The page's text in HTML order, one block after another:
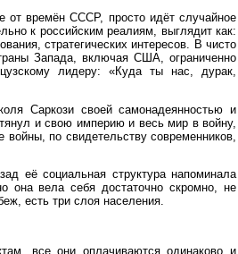
от времён СССР, просто идёт случайное
к российским реалиям, выглядит как:
стратегических интересов. В чисто
Запада, включая США, ограниченно
лидеру: «Куда ты нас, дурак,
Саркози своей самонадеянностью и
и свою империю и весь мир в войну,
по свидетельству современников,
её социальная структура напоминала
она вела себя достаточно скромно, не
есть три слоя населения.
все они оплачиваются одинаково и